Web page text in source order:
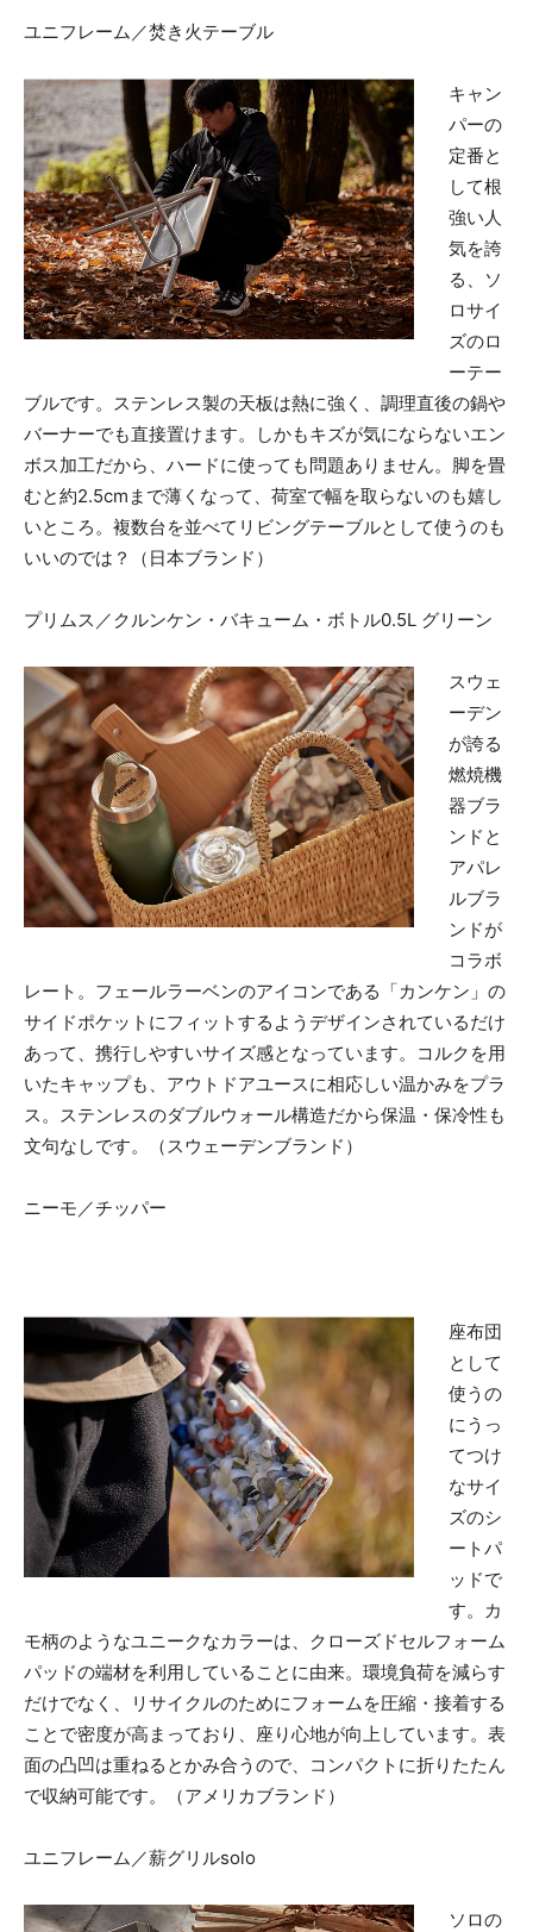
ユニフレーム／焚き火テーブル
キャン
パーの
定番と
して根
強い人
気を誇
る、ソ
ロサイ
ズのロ
ーテー
ブルです。ステンレス製の天板は熱に強く、調理直後の鍋や
バーナーでも直接置けます。しかもキズが気にならないエン
ボス加工だから、ハードに使っても問題ありません。脚を畳
むと約2.5cmまで薄くなって、荷室で幅を取らないのも嬉し
いところ。複数台を並べてリビングテーブルとして使うのも
いいのでは？（日本ブランド）
プリムス／クルンケン・バキューム・ボトル0.5L グリーン
スウェ
ーデン
が誇る
燃焼機
器ブラ
ンドと
アパレ
ルブラ
ンドが
コラボ
レート。フェールラーベンのアイコンである「カンケン」の
サイドポケットにフィットするようデザインされているだけ
あって、携行しやすいサイズ感となっています。コルクを用
いたキャップも、アウトドアユースに相応しい温かみをプラ
ス。ステンレスのダブルウォール構造だから保温・保冷性も
文句なしです。（スウェーデンブランド）
ニーモ／チッパー
座布団
として
使うの
にうっ
てつけ
なサイ
ズのシ
ートパ
ッドで
す。カ
モ柄のようなユニークなカラーは、クローズドセルフォーム
パッドの端材を利用していることに由来。環境負荷を減らす
だけでなく、リサイクルのためにフォームを圧縮・接着する
ことで密度が高まっており、座り心地が向上しています。表
面の凸凹は重ねるとかみ合うので、コンパクトに折りたたん
で収納可能です。（アメリカブランド）
ユニフレーム／薪グリルsolo
ソロの